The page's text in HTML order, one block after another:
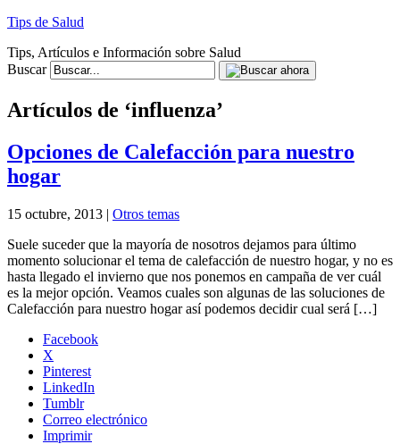
Tips de Salud
Tips, Artículos e Información sobre Salud
Buscar
Artículos de ‘influenza’
Opciones de Calefacción para nuestro
hogar
15 octubre, 2013 | Otros temas
Suele suceder que la mayoría de nosotros dejamos para último
momento solucionar el tema de calefacción de nuestro hogar, y no es
hasta llegado el invierno que nos ponemos en campaña de ver cuál
es la mejor opción. Veamos cuales son algunas de las soluciones de
Calefacción para nuestro hogar así podemos decidir cual será […]
Facebook
X
Pinterest
LinkedIn
Tumblr
Correo electrónico
Imprimir